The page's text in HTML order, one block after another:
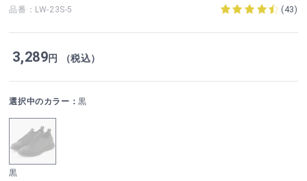
品番：LW-23S-5 (43)
3,289円 （税込）
選択中のカラー：黒
黒